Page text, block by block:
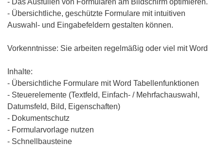
- Das Ausfüllen von Formularen am Bildschirm optimieren.
- Übersichtliche, geschützte Formulare mit intuitiven
Auswahl- und Eingabefeldern gestalten können.
Vorkenntnisse: Sie arbeiten regelmäßig oder viel mit Word
Inhalte:
- Übersichtliche Formulare mit Word Tabellenfunktionen
- Steuerelemente (Textfeld, Einfach- / Mehrfachauswahl,
Datumsfeld, Bild, Eigenschaften)
- Dokumentschutz
- Formularvorlage nutzen
- Schnellbausteine